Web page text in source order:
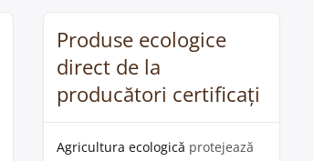
Produse ecologice
direct de la
producători certificați
Agricultura ecologică protejează